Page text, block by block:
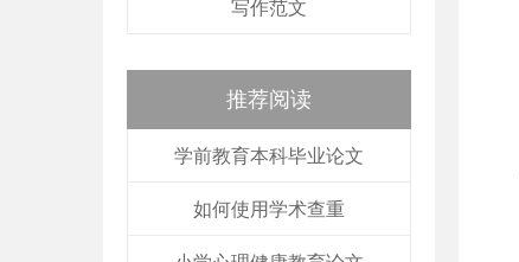
写作范文
推荐阅读
学前教育本科毕业论文
如何使用学术查重